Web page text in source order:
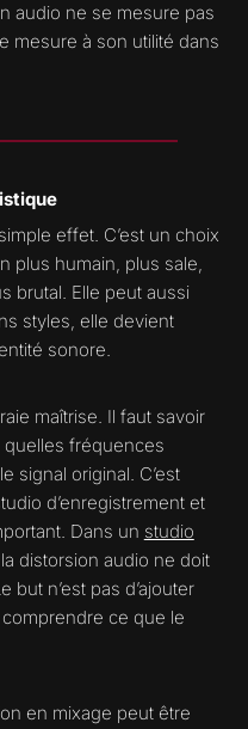
audio ne se mesure pas
mesure à son utilité dans
effet. C’est un choix
plus humain, plus sale,
brutal. Elle peut aussi
styles, elle devient
sonore.
maîtrise. Il faut savoir
quelles fréquences
signal original. C’est
d’enregistrement et
Dans un studio
distorsion audio ne doit
but n’est pas d’ajouter
ce que le
en mixage peut être